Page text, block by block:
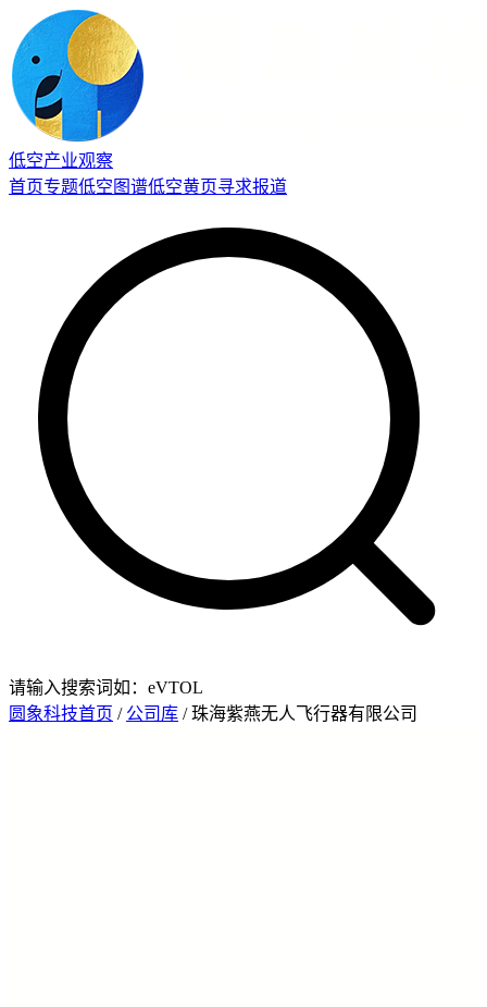
低空产业观察
首页专题低空图谱低空黄页寻求报道
请输入搜索词如：eVTOL
圆象科技首页 / 公司库 / 珠海紫燕无人飞行器有限公司